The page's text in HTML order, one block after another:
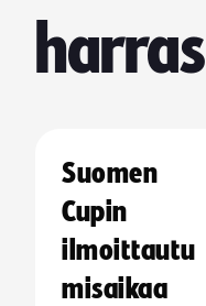
Suomen
Cupin
ilmoittautu
misaikaa